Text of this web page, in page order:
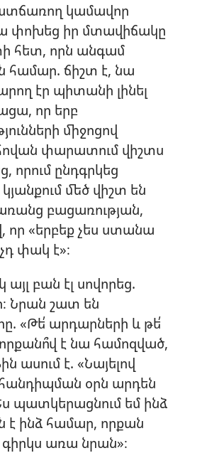
կամավոր
փոխեց իր մտավիճակը
հետ, որն անգամ
համար. ճիշտ է, նա
էր պիտանի լինել
որ երբ
միջոցով
փարատում վիշտս
որում ընդգրկեց
մեծ վիշտ են
բացառության,
«երբեք չես ստանա
փակ է»։
բան էլ սովորեց.
Նրան շատ են
«Թե՛ արդարների և թե՛
է նա համոզված,
ասում է. «Նայելով
օրն արդեն
Ես պատկերացնում եմ ինձ
է ինձ համար, որքան
առա նրան»։